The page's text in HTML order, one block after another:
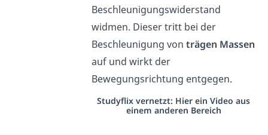
Beschleunigungswiderstand
widmen. Dieser tritt bei der
Beschleunigung von trägen Massen
auf und wirkt der
Bewegungsrichtung entgegen.
Studyflix vernetzt: Hier ein Video aus
einem anderen Bereich